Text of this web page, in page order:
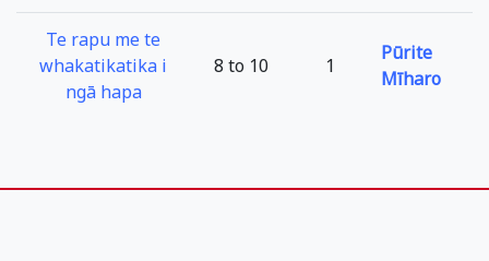
Te rapu me te
whakatikatika i
ngā hapa
8 to 10 1
Pūrite
Mīharo